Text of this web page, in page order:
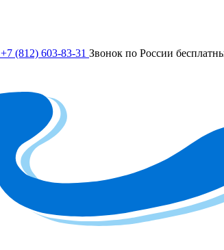
+7 (812) 603-83-31 Звонок по России